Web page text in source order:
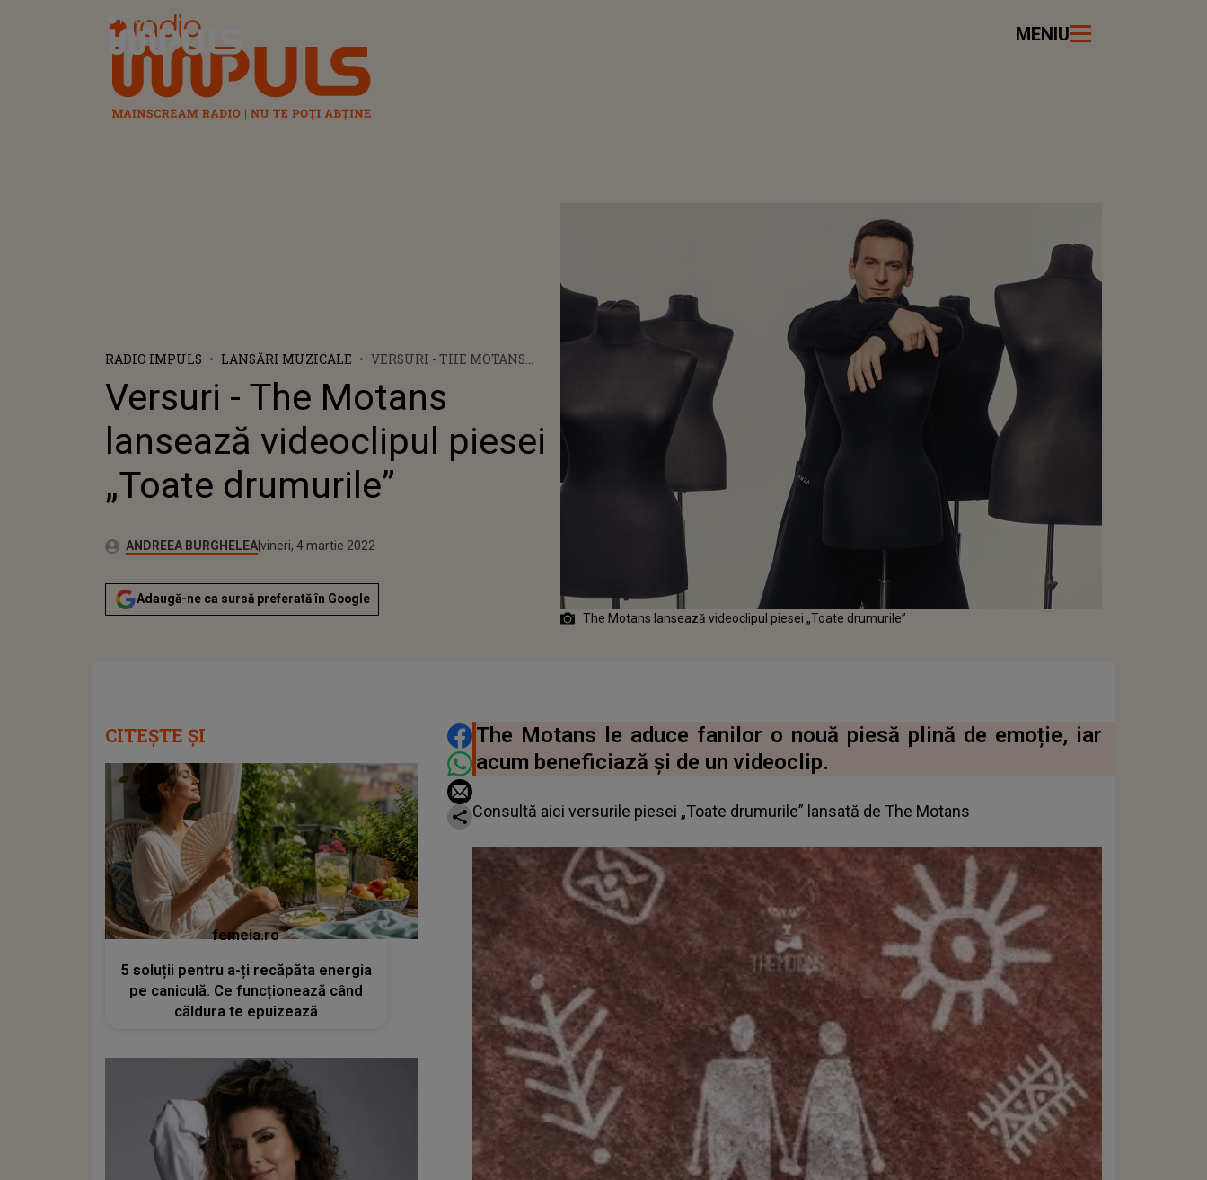
Radio Impuls MENIU
RADIO IMPULS LANSĂRI MUZICALE
VERSURI - THE MOTANS
PIESEI „TOATE DRUMURILE”
Versuri - The Motans
lansează videoclipul piesei
„Toate drumurile”
Autor:ANDREEA BURGHELEAPublicat:
joi, 3 martie 2022
Actualizat:
vineri, 4 martie 2022
Adaugă-ne ca sursă preferată în Google
The Motans lansează videoclipul piesei „Toate drumurile”
DISTRIBUIE ARTICOLUL
The Motans le aduce fanilor o nouă piesă plină de emoție, iar
acum beneficiază și de un videoclip.
Consultă aici versurile piesei „Toate drumurile” lansată de The Motans
CITEȘTE ȘI
femeia.ro
5 soluții pentru a-ți recăpăta energia
pe caniculă. Ce funcționează când
căldura te epuizează